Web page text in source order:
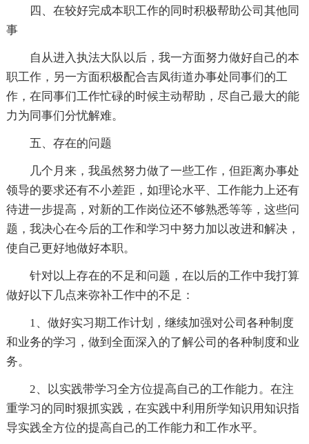
四、在较好完成本职工作的同时积极帮助公司其他同
事
自从进入执法大队以后，我一方面努力做好自己的本
职工作，另一方面积极配合吉凤街道办事处同事们的工
作，在同事们工作忙碌的时候主动帮助，尽自己最大的能
力为同事们分忧解难。
五、存在的问题
几个月来，我虽然努力做了一些工作，但距离办事处
领导的要求还有不小差距，如理论水平、工作能力上还有
待进一步提高，对新的工作岗位还不够熟悉等等，这些问
题，我决心在今后的工作和学习中努力加以改进和解决，
使自己更好地做好本职。
针对以上存在的不足和问题，在以后的工作中我打算
做好以下几点来弥补工作中的不足：
1、做好实习期工作计划，继续加强对公司各种制度
和业务的学习，做到全面深入的了解公司的各种制度和业
务。
2、以实践带学习全方位提高自己的工作能力。在注
重学习的同时狠抓实践，在实践中利用所学知识用知识指
导实践全方位的提高自己的工作能力和工作水平。